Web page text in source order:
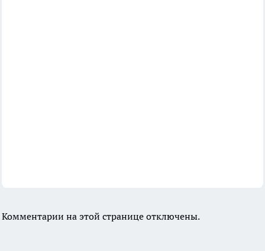
Комментарии на этой странице отключены.